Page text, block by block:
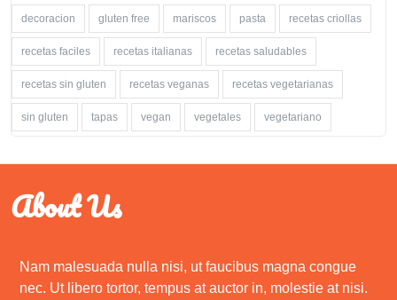
decoracion gluten free mariscos pasta recetas criollas
recetas faciles recetas italianas recetas saludables
recetas sin gluten recetas veganas recetas vegetarianas
sin gluten tapas vegan vegetales vegetariano
About Us
Nam malesuada nulla nisi, ut faucibus magna congue
nec. Ut libero tortor, tempus at auctor in, molestie at nisi.